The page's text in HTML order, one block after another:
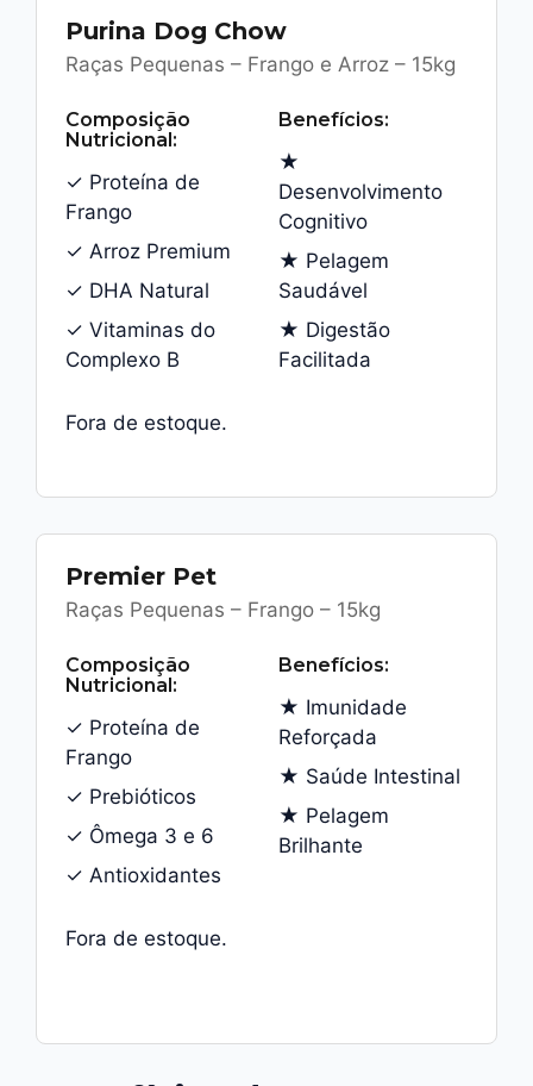
Purina Dog Chow
Raças Pequenas – Frango e Arroz – 15kg
Composição
Nutricional:
✓ Proteína de
Frango
✓ Arroz Premium
✓ DHA Natural
✓ Vitaminas do
Complexo B
Benefícios:
★
Desenvolvimento
Cognitivo
★ Pelagem
Saudável
★ Digestão
Facilitada
Fora de estoque.
Premier Pet
Raças Pequenas – Frango – 15kg
Composição
Nutricional:
✓ Proteína de
Frango
✓ Prebióticos
✓ Ômega 3 e 6
✓ Antioxidantes
Benefícios:
★ Imunidade
Reforçada
★ Saúde Intestinal
★ Pelagem
Brilhante
Fora de estoque.